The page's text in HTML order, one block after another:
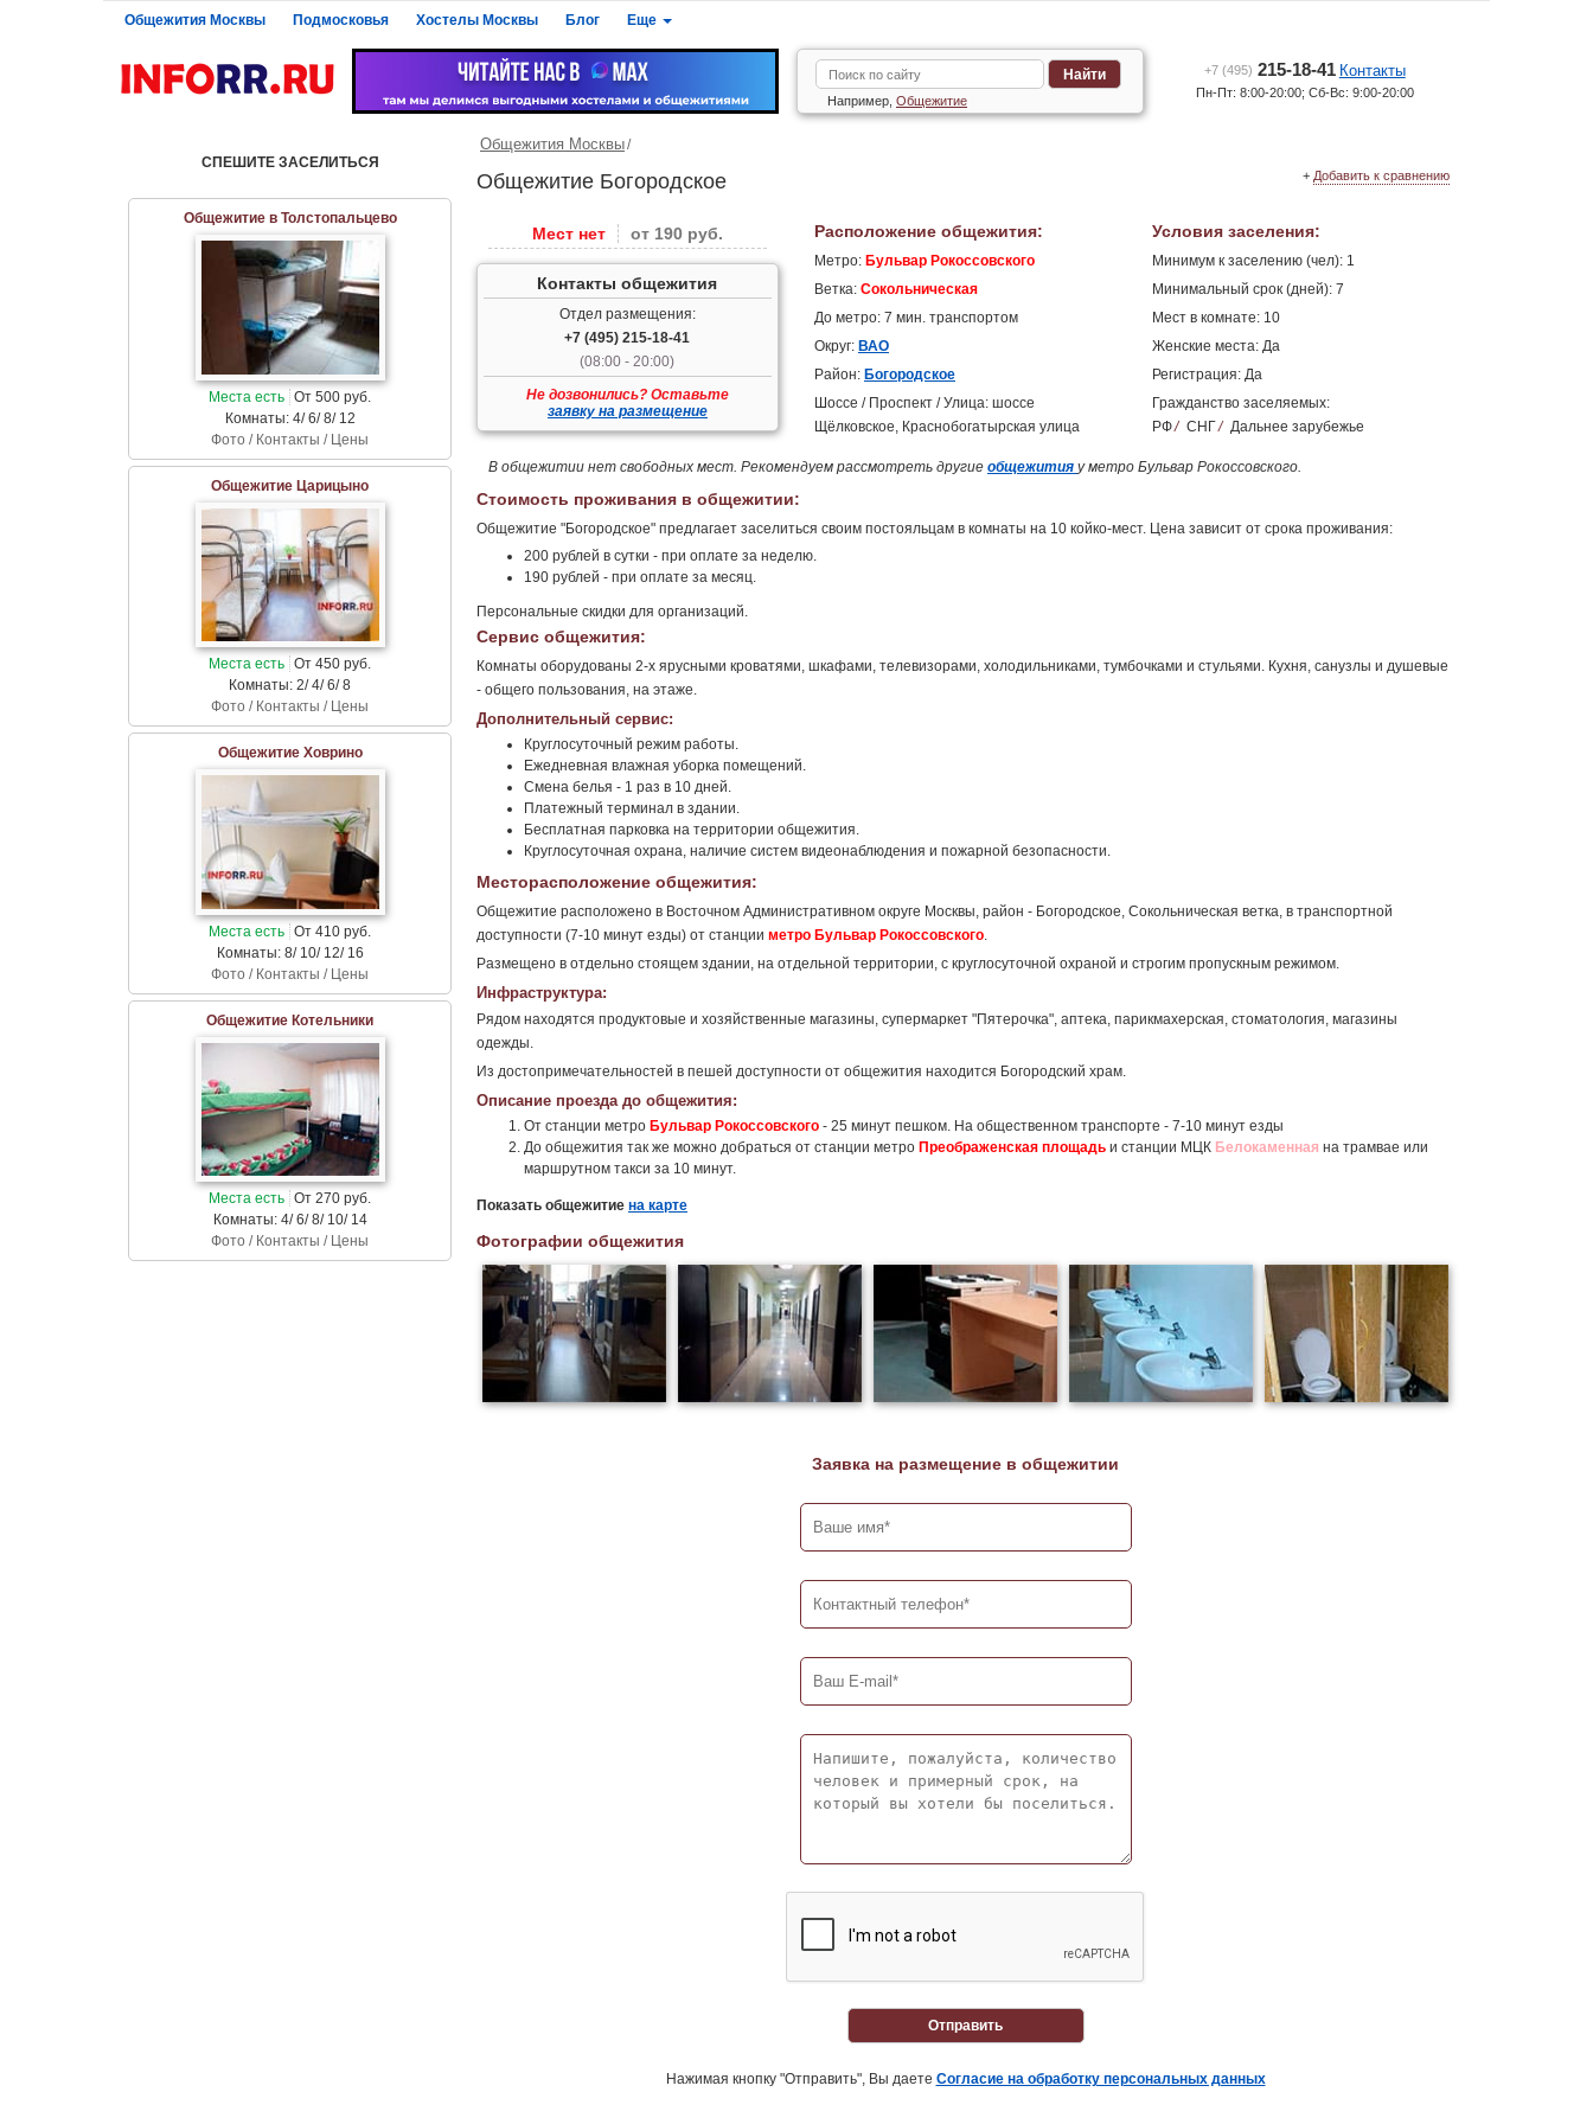
Общежития Москвы Подмосковья Хостелы Москвы Блог Еще
Найти
Например, Общежитие
+7 (495) 215-18-41 Контакты
Пн-Пт: 8:00-20:00; Сб-Вс: 9:00-20:00
СПЕШИТЕ ЗАСЕЛИТЬСЯ
Общежитие в Толстопальцево
Места есть От 500 руб.
Комнаты: 4/ 6/ 8/ 12
Фото / Контакты / Цены
Общежитие Царицыно
Места есть От 450 руб.
Комнаты: 2/ 4/ 6/ 8
Фото / Контакты / Цены
Общежитие Ховрино
Места есть От 410 руб.
Комнаты: 8/ 10/ 12/ 16
Фото / Контакты / Цены
Общежитие Котельники
Места есть От 270 руб.
Комнаты: 4/ 6/ 8/ 10/ 14
Фото / Контакты / Цены
Общежития Москвы
Общежитие Богородское + Добавить к сравнению
Мест нет от 190 руб.
Контакты общежития
Отдел размещения:
+7 (495) 215-18-41
(08:00 - 20:00)
Не дозвонились? Оставьте
заявку на размещение
Расположение общежития:
Метро: Бульвар Рокоссовского
Ветка: Сокольническая
До метро: 7 мин. транспортом
Округ: ВАО
Район: Богородское
Шоссе / Проспект / Улица: шоссе
Щёлковское, Краснобогатырская улица
Условия заселения:
Минимум к заселению (чел): 1
Минимальный срок (дней): 7
Мест в комнате: 10
Женские места: Да
Регистрация: Да
Гражданство заселяемых:
РФ/ СНГ/ Дальнее зарубежье
В общежитии нет свободных мест. Рекомендуем рассмотреть другие общежития у метро Бульвар Рокоссовского.
Стоимость проживания в общежитии:
Общежитие "Богородское" предлагает заселиться своим постояльцам в комнаты на 10 койко-мест. Цена зависит от срока проживания:
200 рублей в сутки - при оплате за неделю.
190 рублей - при оплате за месяц.
Персональные скидки для организаций.
Сервис общежития:
Комнаты оборудованы 2-х ярусными кроватями, шкафами, телевизорами, холодильниками, тумбочками и стульями. Кухня, санузлы и душевые
- общего пользования, на этаже.
Дополнительный сервис:
Круглосуточный режим работы.
Ежедневная влажная уборка помещений.
Смена белья - 1 раз в 10 дней.
Платежный терминал в здании.
Бесплатная парковка на территории общежития.
Круглосуточная охрана, наличие систем видеонаблюдения и пожарной безопасности.
Месторасположение общежития:
Общежитие расположено в Восточном Административном округе Москвы, район - Богородское, Сокольническая ветка, в транспортной
доступности (7-10 минут езды) от станции метро Бульвар Рокоссовского.
Размещено в отдельно стоящем здании, на отдельной территории, с круглосуточной охраной и строгим пропускным режимом.
Инфраструктура:
Рядом находятся продуктовые и хозяйственные магазины, супермаркет "Пятерочка", аптека, парикмахерская, стоматология, магазины
одежды.
Из достопримечательностей в пешей доступности от общежития находится Богородский храм.
Описание проезда до общежития:
От станции метро Бульвар Рокоссовского - 25 минут пешком. На общественном транспорте - 7-10 минут езды
До общежития так же можно добраться от станции метро Преображенская площадь и станции МЦК Белокаменная на трамвае или
маршрутном такси за 10 минут.
Показать общежитие на карте
Фотографии общежития
Заявка на размещение в общежитии
Отправить
Нажимая кнопку "Отправить", Вы даете Согласие на обработку персональных данных